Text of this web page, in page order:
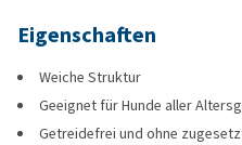
Eigenschaften
Weiche Struktur
Geeignet für Hunde aller
Getreidefrei und ohne